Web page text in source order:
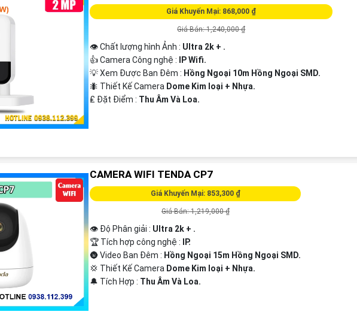
Giá Khuyến Mại: 868,000 ₫
Giá Bán: 1,240,000 ₫
👁 Chất lượng hình Ảnh : Ultra 2k + .
👍 Camera Công nghệ :
IP Wifi.
💡 Xem Được Ban Đêm : Hồng Ngoại 10m Hồng Ngoại SMD.
🐜 Thiết Kế Camera Dome Kim loại + Nhựa.
️₤ Đặt Điểm : Thu Âm Và Loa.
CAMERA WIFI TENDA CP7
Giá Khuyến Mại: 853,300 ₫
Giá Bán: 1,219,000 ₫
👁 Độ Phân giải : Ultra 2k + .
🏆 Tích hợp công nghệ :
IP.
🌚 Video Ban Đêm : Hồng Ngoại 15m Hồng Ngoại SMD.
💢 Thiết Kế Camera Dome Kim loại + Nhựa.
️🔔 Tích Hợp : Thu Âm Và Loa.